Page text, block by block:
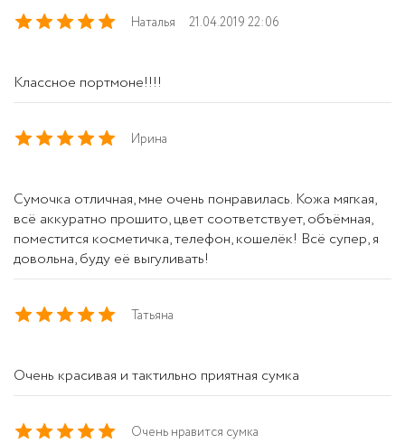
Наталья 21.04.2019 22:06
Классное портмоне!!!!
Ирина
Сумочка отличная, мне очень понравилась. Кожа мягкая,
всё аккуратно прошито, цвет соответствует, объёмная,
поместится косметичка, телефон, кошелёк! Всё супер, я
довольна, буду её выгуливать!
Татьяна
Очень красивая и тактильно приятная сумка
Очень нравится сумка